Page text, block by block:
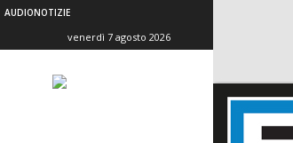
AUDIONOTIZIE
venerdì 7 agosto 2026